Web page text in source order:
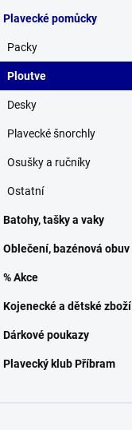
Plavecké pomůcky
Packy
Ploutve
Desky
Plavecké šnorchly
Osušky a ručníky
Ostatní
Batohy, tašky a vaky
Oblečení, bazénová obuv
% Akce
Kojenecké a dětské zboží
Dárkové poukazy
Plavecký klub Příbram